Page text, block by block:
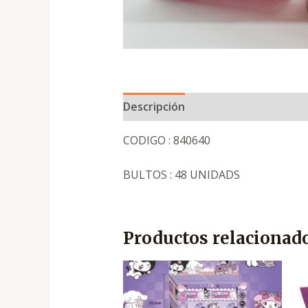
Descripción
CODIGO : 840640
BULTOS : 48 UNIDADS
Productos
El
precio
original
era:
El
precio
actual
es: